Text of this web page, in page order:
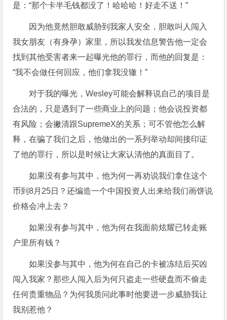
是：“那个卡半毛钱都没了！哈哈哈！好走不送！”
因为他竟然胆敢威胁到我家人安全，胆敢叫人闯入
我女朋友（有身孕）家里，所以我发信息警告他一定会
找到其他受害者来一起曝光他的罪行，而他的回复是：
“我不会做任何回应，他们拿我没辙！”
对于我的曝光，Wesley可能会解释说自己的项目是
合法的，只是遇到了一些商业上的问题；他会说投资都
有风险；会撇清跟SupremeX的关系；可不管他怎么解
释，在骗了我们之后，他做出的一系列举动却间接印证
了他的罪行，所以是时候让大家认清他的真面目了。
如果没有参与其中，他为何一再劝说我们拿住这个
币到8月25日？还编造一个中国投资人出来给我们画饼说
价格会冲上去？
如果没有参与其中，他为何在我面前炫耀已转走账
户里所有钱？
如果没参与其中，他为何在自己的卡被冻结后买凶
闯入我家？那些人闯入后为何只盗走一些硬盘而不偷走
任何贵重物品？为何我质问此事时他要进一步威胁我让
我别惹他？